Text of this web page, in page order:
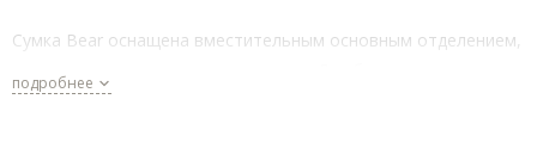
Сумка Bear оснащена вместительным основным отделением,
которое можно закрыть на молнию. Два боковых кармана и
один внутренний карман на молнии добавляют
подробнее